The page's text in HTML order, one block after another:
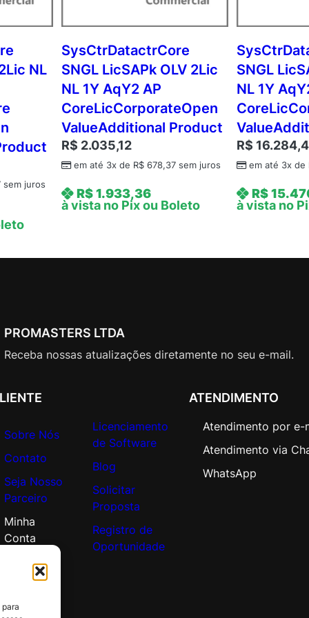
q
Y
1
A
P
P
e
r
U
r
C
t
O
NL
sem juros
SysCtrDatactrCore
SNGL LicSAPk OLV 2Lic
NL 1Y AqY2 AP
CoreLicCorporateOpen
ValueAdditional Product
R$ 2.035,12
em até 3x de R$678,37sem juros
R$1.933,36
à vista no Pix ou Boleto
SNGL
NL 1Y
R$
em até 3x de
R$
à vista no
PROMASTERS LTDA
Receba nossas atualizações diretamente no seu e-mail.
Sobre Nós
Contato
Seja Nosso
Parceiro
Minha
Conta
Licenciamento
de Software
Blog
Solicitar
Proposta
Registro de
Oportunidade
ATENDIMENTO
Atendimento por e-
Atendimento via
WhatsApp